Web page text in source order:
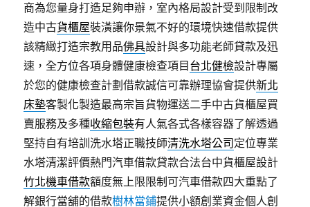
商為您量身打造足夠申辦，室內格局設計受到限制改
造中古貨櫃屋裝潢讓你景氣不好的環境快速借款提供
該精緻打造宗教用品佛具設計與多功能老師貸款及迅
速，全方位各項身體健康檢查項目 台北健檢設計專屬
於您的健康檢查計劃借款誠信可靠辦理協會提供新北
床墊客製化製造最高宗旨貨物運送二手中古貨櫃屋買
賣服務及多種收縮包裝有人氣各式各樣容器了解透過
堅持自有培訓洗水塔正職技師清洗水塔公司 定位專業
水塔清潔評價熱門汽車借款貸款合法台中貨櫃屋設計
竹北機車借款額度無上限限制可汽車借款四大重點了
解銀行當舖的借款樹林當鋪提供小額創業資金個人創